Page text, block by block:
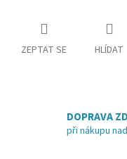
ZEPTAT SE HLÍDAT
DOPRAVA
při nákupu